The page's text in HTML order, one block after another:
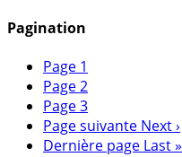
Pagination
Page 1
Page2
Page3
Page suivante Next ›
Dernière page Last »